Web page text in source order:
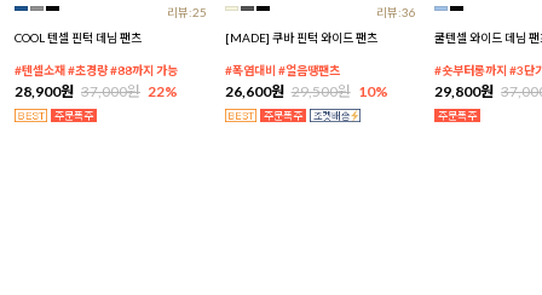
리뷰:25
COOL 텐셀 핀턱 데님 팬츠
#텐셀소재 #초경량 #88까지 가능
28,900원 37,000원 22%
리뷰:36
[MADE] 쿠바 핀턱 와이드 팬츠
#폭염대비 #얼음땡팬츠
26,600원 29,500원 10%
쿨텐셀 와이드 데님 팬
#숏부터롱까지 #3단
29,800원